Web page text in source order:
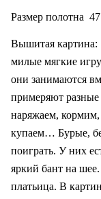
Размер полотна
Вышитая картина:
милые мягкие
они занимаются
примеряют
наряжаем, кормим,
купаем… Бурые,
поиграть. У них
яркий бант на
платьица. В